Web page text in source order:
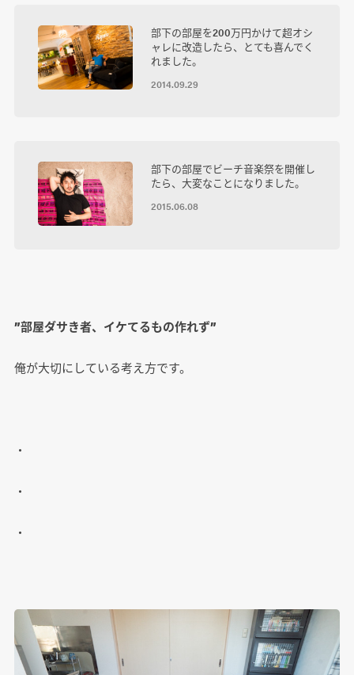
部下の部屋を200万円かけて超オシ
ャレに改造したら、とても喜んでく
れました。
2014.09.29
部下の部屋でビーチ音楽祭を開催し
たら、大変なことになりました。
2015.06.08
”部屋ダサき者、イケてるもの作れず”
俺が大切にしている考え方です。
・
・
・